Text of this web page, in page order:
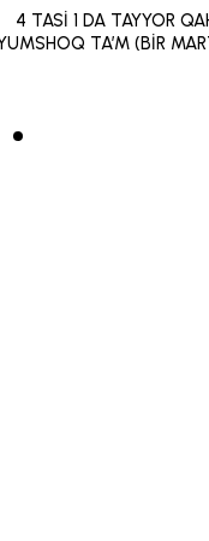
4 TASİ 1 DA TAYYOR
TA’M (BİR